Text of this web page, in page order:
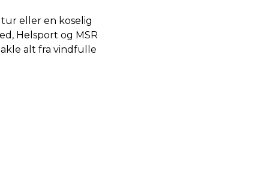
eller en koselig
Helsport og MSR
alt fra vindfulle